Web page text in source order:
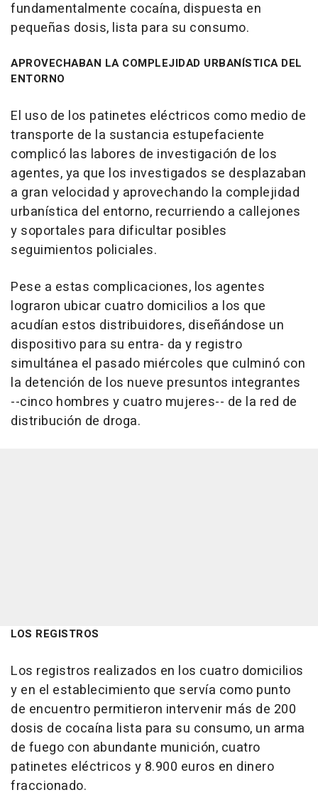
fundamentalmente cocaína, dispuesta en
pequeñas dosis, lista para su consumo.
APROVECHABAN LA COMPLEJIDAD URBANÍSTICA DEL
ENTORNO
El uso de los patinetes eléctricos como medio de
transporte de la sustancia estupefaciente
complicó las labores de investigación de los
agentes, ya que los investigados se desplazaban
a gran velocidad y aprovechando la complejidad
urbanística del entorno, recurriendo a callejones
y soportales para dificultar posibles
seguimientos policiales.
Pese a estas complicaciones, los agentes
lograron ubicar cuatro domicilios a los que
acudían estos distribuidores, diseñándose un
dispositivo para su entra- da y registro
simultánea el pasado miércoles que culminó con
la detención de los nueve presuntos integrantes
--cinco hombres y cuatro mujeres-- de la red de
distribución de droga.
LOS REGISTROS
Los registros realizados en los cuatro domicilios
y en el establecimiento que servía como punto
de encuentro permitieron intervenir más de 200
dosis de cocaína lista para su consumo, un arma
de fuego con abundante munición, cuatro
patinetes eléctricos y 8.900 euros en dinero
fraccionado.